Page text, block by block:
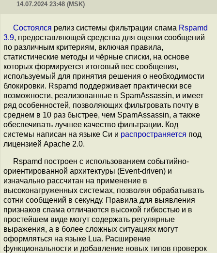
14.07.2024 23:48 (MSK)
Состоялся релиз системы фильтрации спама Rspamd
3.9, предоставляющей средства для оценки сообщений
по различным критериям, включая правила,
статистические методы и чёрные списки, на основе
которых формируется итоговый вес сообщения,
используемый для принятия решения о необходимости
блокировки. Rspamd поддерживает практически все
возможности, реализованные в SpamAssassin, и имеет
ряд особенностей, позволяющих фильтровать почту в
среднем в 10 раз быстрее, чем SpamAssassin, а также
обеспечивать лучшее качество фильтрации. Код
системы написан на языке Си и распространяется под
лицензией Apache 2.0.
Rspamd построен с использованием событийно-
ориентированной архитектуры (Event-driven) и
изначально рассчитан на применение в
высоконагруженных системах, позволяя обрабатывать
сотни сообщений в секунду. Правила для выявления
признаков спама отличаются высокой гибкостью и в
простейшем виде могут содержать регулярные
выражения, а в более сложных ситуациях могут
оформляться на языке Lua. Расширение
функциональности и добавление новых типов проверок